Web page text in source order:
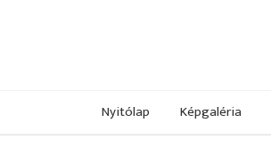
Nyitólap Képgaléria